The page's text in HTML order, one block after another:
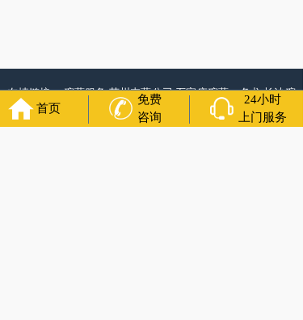
友情链接：殡葬服务苏州丧葬公司石家庄殡葬一条龙长沙殡
葬服务公司
南昌青山湖灵车转运 呼和浩特灵车出租公司
哈尔
滨道里区丧葬用品
西宁城东区白事服务
潍坊奎文区殡仪馆服
首页
免费
咨询
24小时
上门服务